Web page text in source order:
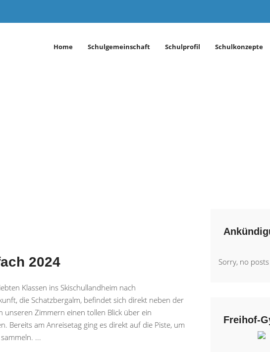
Home Schulgemeinschaft Schulprofil Schulkonzepte
2024
Klassen ins Skischullandheim nach
die Schatzbergalm, befindet sich direkt neben der
Zimmern einen tollen Blick über ein
Bereits am Anreisetag ging es direkt auf die Piste, um
Sorry, no
Freihof-